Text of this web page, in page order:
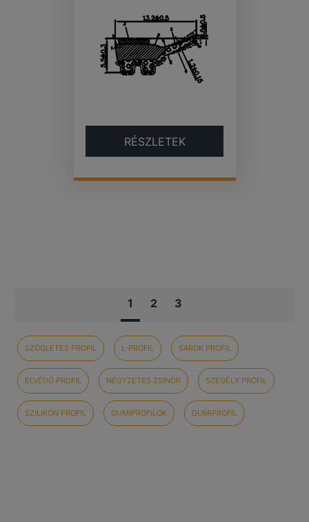
RÉSZLETEK
1 2 3
SZÖGLETES PROFIL L-PROFIL SAROK PROFIL
ÉLVÉDŐ PROFIL NÉGYZETES ZSINÓR SZEGÉLY PROFIL
SZILIKON PROFIL GUMIPROFILOK GUMIPROFIL